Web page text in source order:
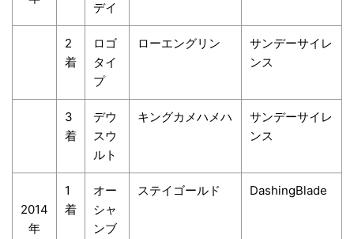
デイ
2
着
ロゴ
タイ
プ
ローエングリン
サンデーサイレ
ンス
3
着
デウ
スウ
ルト
キングカメハメハ
サンデーサイレ
ンス
2014
年
1
着
オー
シャ
ンブ
ステイゴールド DashingBlade